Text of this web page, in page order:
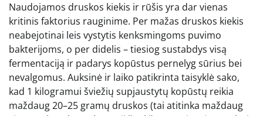
Naudojamos druskos kiekis ir rūšis yra dar vienas
kritinis faktorius rauginime. Per mažas druskos kiekis
neabejotinai leis vystytis kenksmingoms puvimo
bakterijoms, o per didelis – tiesiog sustabdys visą
fermentaciją ir padarys kopūstus pernelyg sūrius bei
nevalgomus. Auksinė ir laiko patikrinta taisyklė sako,
kad 1 kilogramui šviežių supjaustytų kopūstų reikia
maždaug 20–25 gramų druskos (tai atitinka maždaug